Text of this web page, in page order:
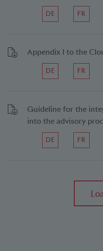
DE FR
Appendix I to the
DE FR
Guideline for the
into the advisory
DE FR